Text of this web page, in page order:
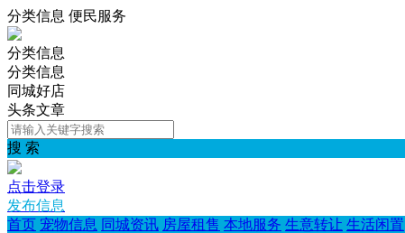
分类信息 便民服务
分类信息
分类信息
同城好店
头条文章
搜 索
点击登录
发布信息
首页 宠物信息 同城资讯 房屋租售 本地服务 生意转让 生活闲置